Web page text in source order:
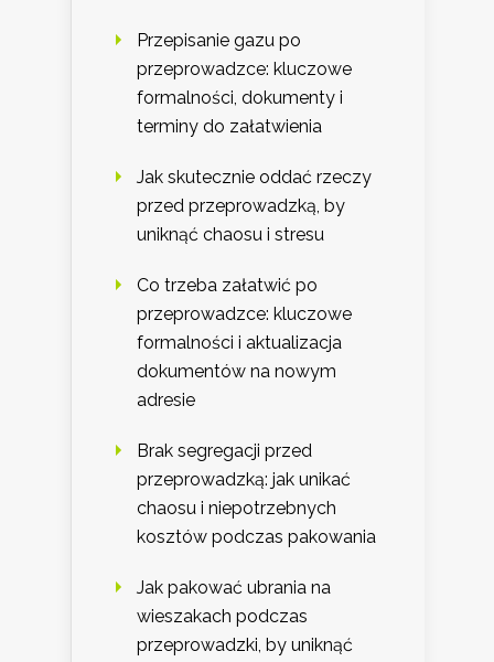
Przepisanie gazu po
przeprowadzce: kluczowe
formalności, dokumenty i
terminy do załatwienia
Jak skutecznie oddać rzeczy
przed przeprowadzką, by
uniknąć chaosu i stresu
Co trzeba załatwić po
przeprowadzce: kluczowe
formalności i aktualizacja
dokumentów na nowym
adresie
Brak segregacji przed
przeprowadzką: jak unikać
chaosu i niepotrzebnych
kosztów podczas pakowania
Jak pakować ubrania na
wieszakach podczas
przeprowadzki, by uniknąć